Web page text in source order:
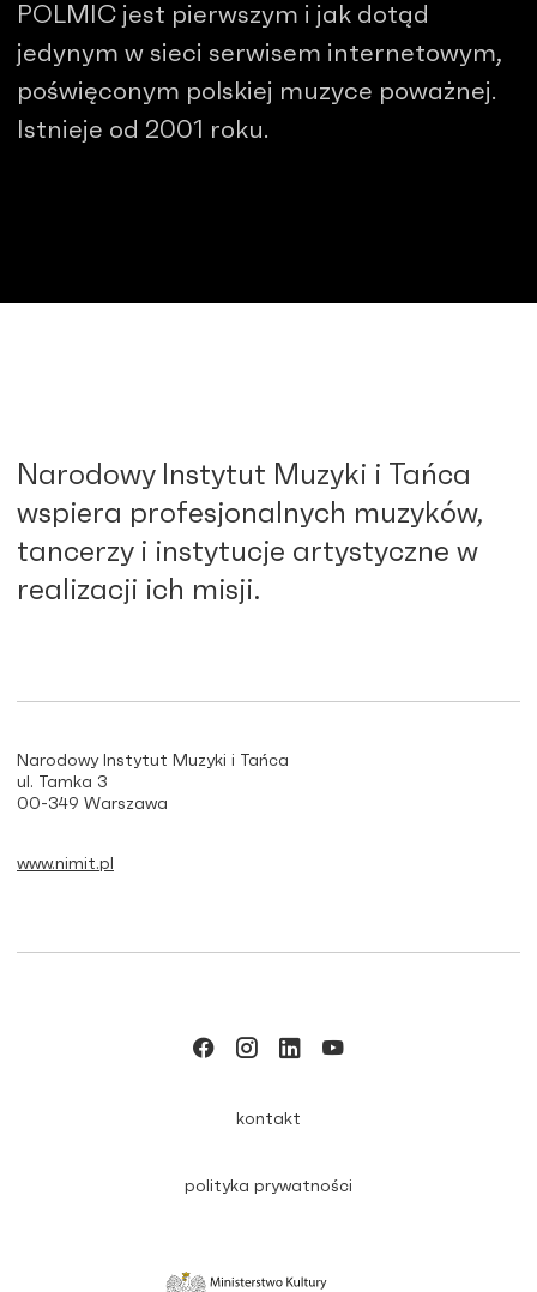
POLMIC jest pierwszym i jak dotąd
jedynym w sieci serwisem internetowym,
poświęconym polskiej muzyce poważnej.
Istnieje od 2001 roku.
Narodowy Instytut Muzyki i Tańca
wspiera profesjonalnych muzyków,
tancerzy i instytucje artystyczne w
realizacji ich misji.
Narodowy Instytut Muzyki i Tańca
ul. Tamka 3
00-349 Warszawa
www.nimit.pl
kontakt
polityka prywatności